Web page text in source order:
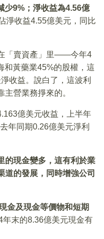
少9%；淨收益為4.56億
淨收益4.55億美元，同比
「賣資產」里——今年4
和黃藥業45%的股權，這
收益。說白了，這波利
營業務掙來的。
億美元收益，上半年
年同期0.26億美元淨利
的現金變多，這有利於業
道的發展，同時增強公司
金及現金等價物和短期
年末的8.36億美元現金有